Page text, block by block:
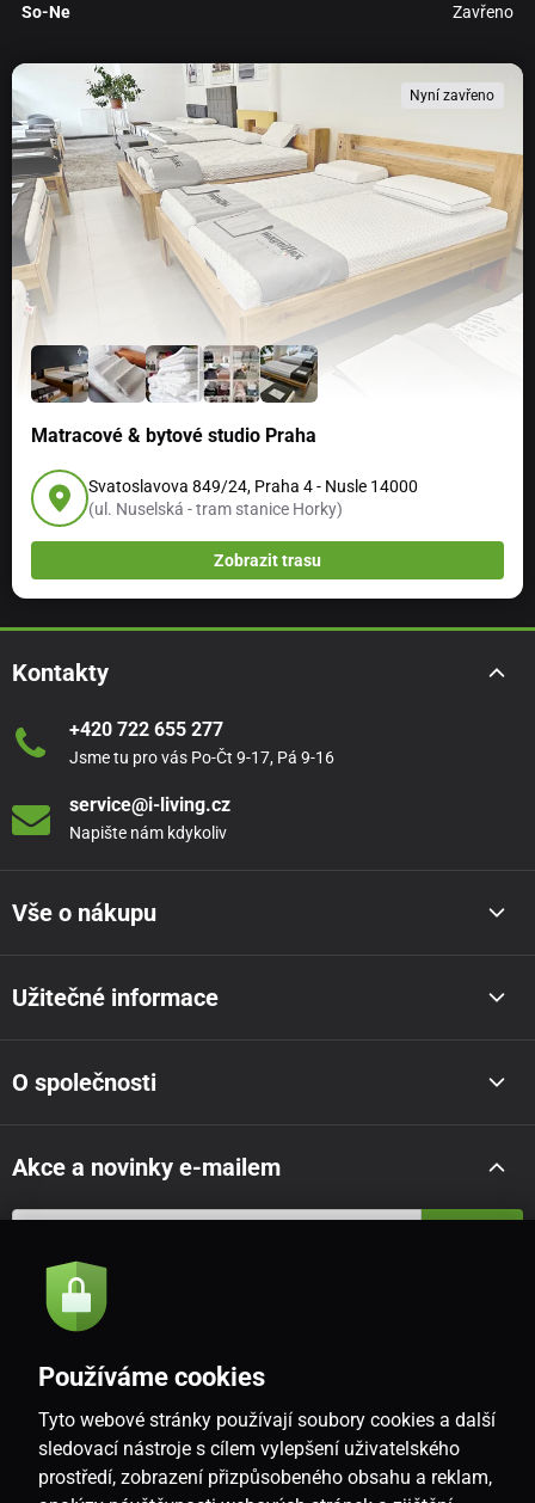
So-Ne Zavřeno
Nyní zavřeno
Matracové & bytové studio Praha
Svatoslavova 849/24, Praha 4 - Nusle 14000
(ul. Nuselská - tram stanice Horky)
Zobrazit trasu
Kontakty
+420 722 655 277
Jsme tu pro vás Po-Čt 9-17, Pá 9-16
service@i-living.cz
Napište nám kdykoliv
Vše o nákupu
Užitečné informace
O společnosti
Akce a novinky e-mailem
Souhlasím se
CZ
Používáme cookies
Tyto webové stránky používají soubory cookies a další
sledovací nástroje s cílem vylepšení uživatelského
prostředí, zobrazení přizpůsobeného obsahu a reklam,